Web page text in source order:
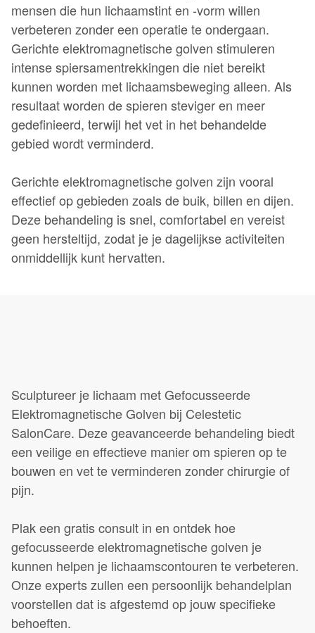
mensen die hun lichaamstint en -vorm willen
verbeteren zonder een operatie te ondergaan.
Gerichte elektromagnetische golven stimuleren
intense spiersamentrekkingen die niet bereikt
kunnen worden met lichaamsbeweging alleen. Als
resultaat worden de spieren steviger en meer
gedefinieerd, terwijl het vet in het behandelde
gebied wordt verminderd.
Gerichte elektromagnetische golven zijn vooral
effectief op gebieden zoals de buik, billen en dijen.
Deze behandeling is snel, comfortabel en vereist
geen hersteltijd, zodat je je dagelijkse activiteiten
onmiddellijk kunt hervatten.
Sculptureer je lichaam met Gefocusseerde
Elektromagnetische Golven bij Celestetic
SalonCare. Deze geavanceerde behandeling biedt
een veilige en effectieve manier om spieren op te
bouwen en vet te verminderen zonder chirurgie of
pijn.
Plak een gratis consult in en ontdek hoe
gefocusseerde elektromagnetische golven je
kunnen helpen je lichaamscontouren te verbeteren.
Onze experts zullen een persoonlijk behandelplan
voorstellen dat is afgestemd op jouw specifieke
behoeften.